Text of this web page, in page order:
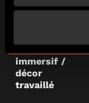
immersif /
décor
travaillé